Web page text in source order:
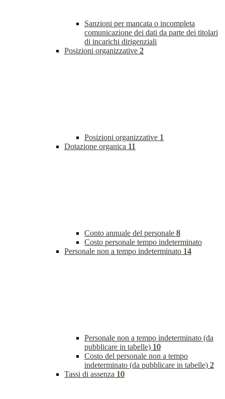
Sanzioni per mancata o incompleta
comunicazione dei dati da parte dei titolari
di incarichi dirigenziali
Posizioni organizzative 2
Posizioni organizzative 1
Dotazione organica 11
Conto annuale del personale 8
Costo personale tempo indeterminato
Personale non a tempo indeterminato 14
Personale non a tempo indeterminato (da
pubblicare in tabelle) 10
Costo del personale non a tempo
indeterminato (da pubblicare in tabelle) 2
Tassi di assenza 10